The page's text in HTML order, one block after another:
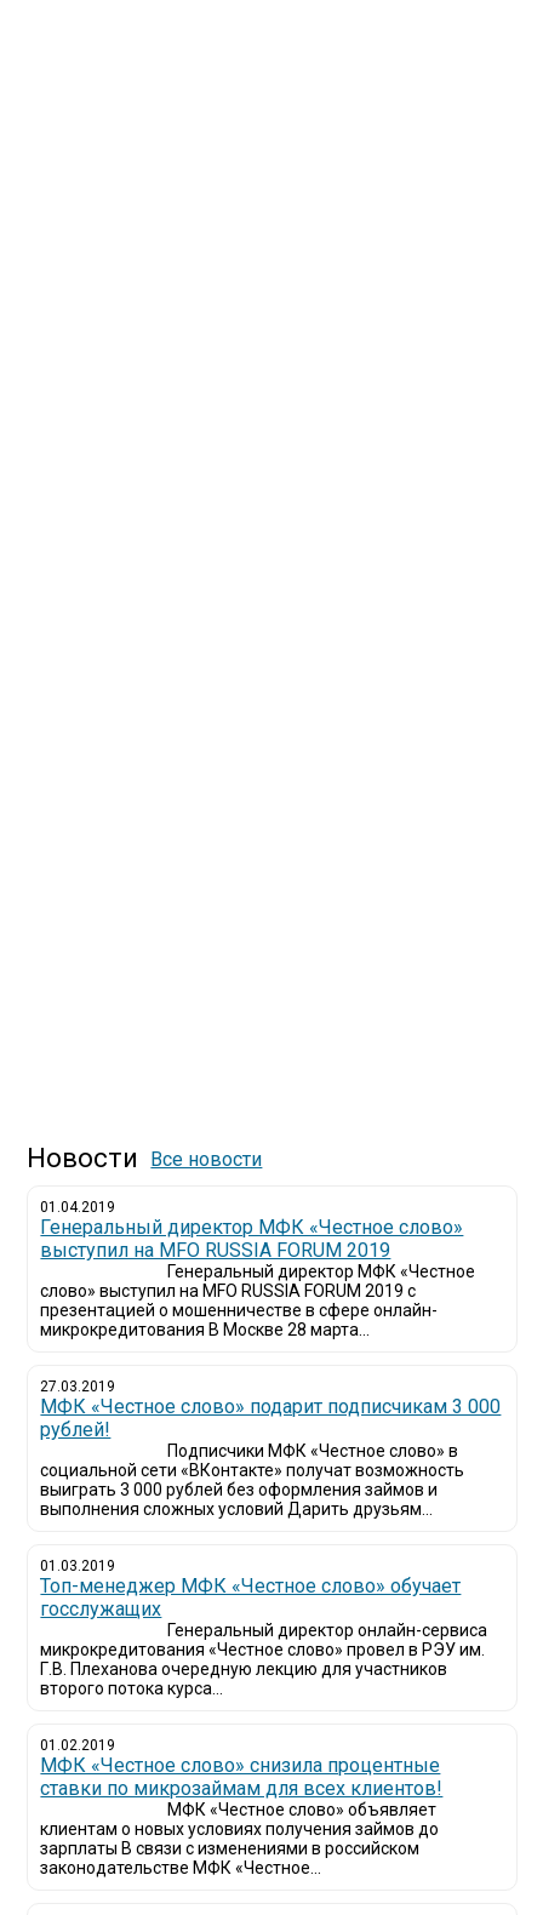
Новости Все новости
01.04.2019
Генеральный директор МФК «Честное слово»
выступил на MFO RUSSIA FORUM 2019
Генеральный директор МФК «Честное
слово» выступил на MFO RUSSIA FORUM 2019 с
презентацией о мошенничестве в сфере онлайн-
микрокредитования В Москве 28 марта...
27.03.2019
МФК «Честное слово» подарит подписчикам 3 000
рублей!
Подписчики МФК «Честное слово» в
социальной сети «ВКонтакте» получат возможность
выиграть 3 000 рублей без оформления займов и
выполнения сложных условий Дарить друзьям...
01.03.2019
Топ-менеджер МФК «Честное слово» обучает
госслужащих
Генеральный директор онлайн-сервиса
микрокредитования «Честное слово» провел в РЭУ им.
Г.В. Плеханова очередную лекцию для участников
второго потока курса...
01.02.2019
МФК «Честное слово» снизила процентные
ставки по микрозаймам для всех клиентов!
МФК «Честное слово» объявляет
клиентам о новых условиях получения займов до
зарплаты В связи с изменениями в российском
законодательстве МФК «Честное...